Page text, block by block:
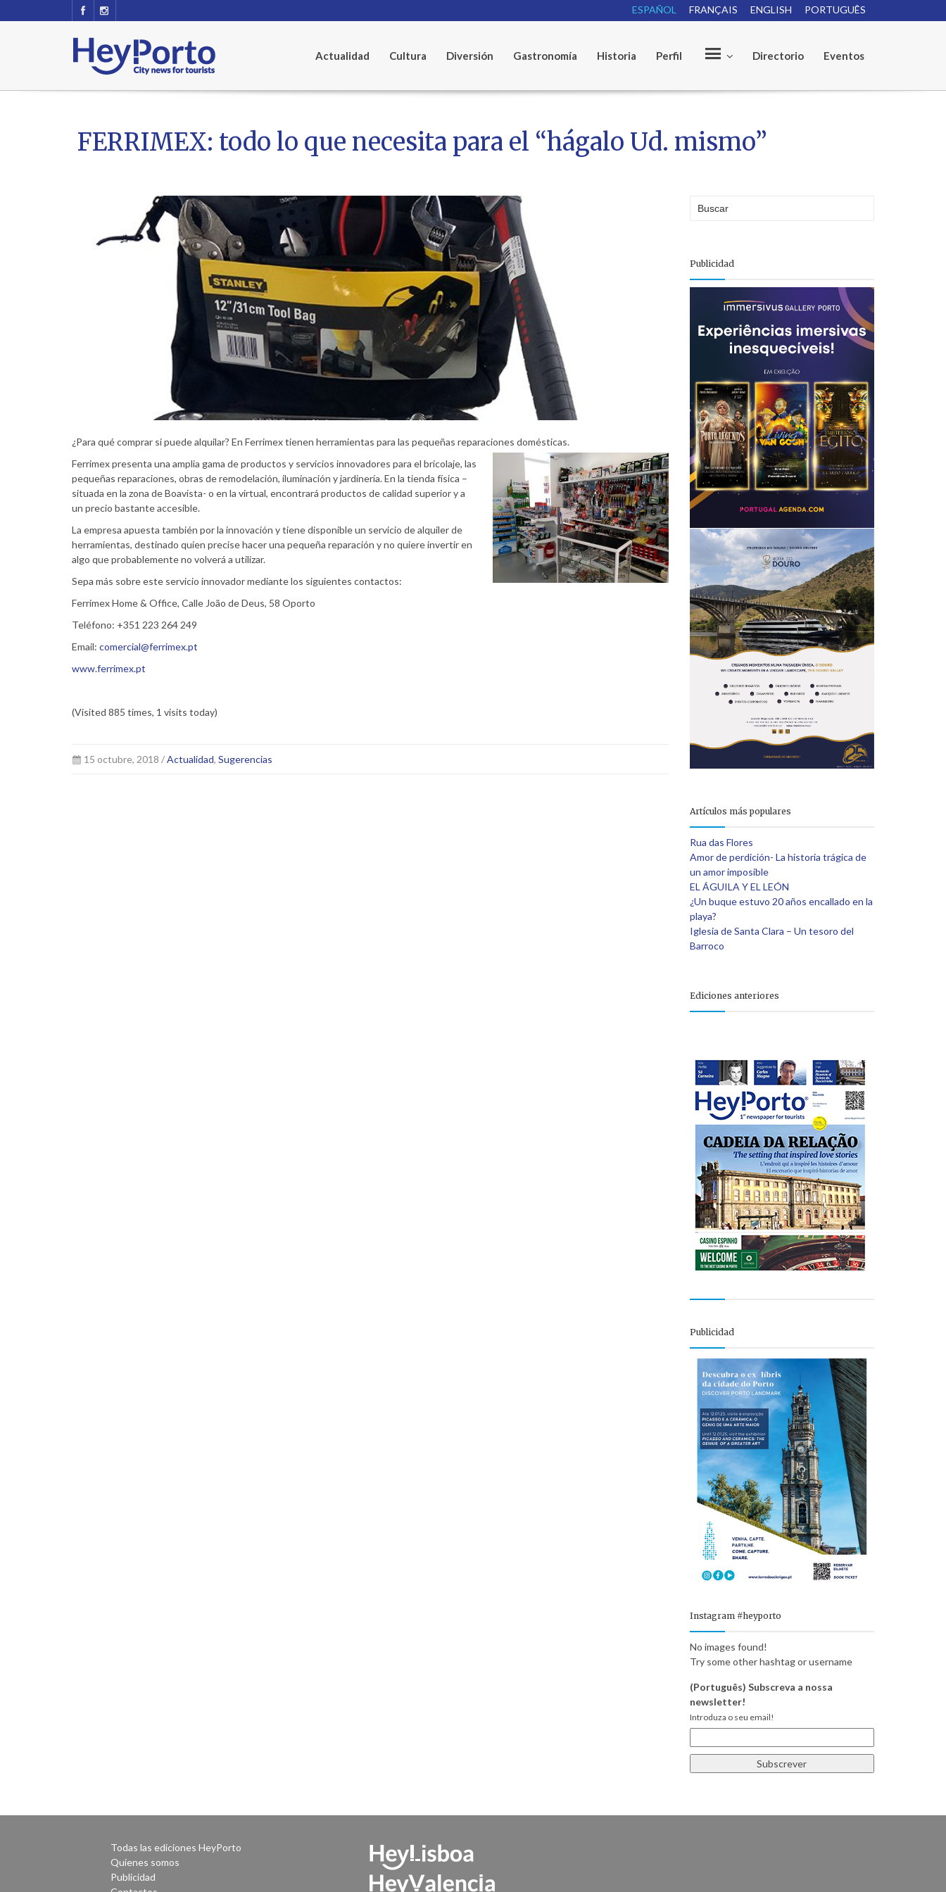
PORTUGUÊS
ENGLISH
FRANÇAIS
ESPAÑOL
Actualidad Cultura Diversión Gastronomía Historia Perfil
r
P
e
o
p
l
e
Directorio Eventos
FERRIMEX: todo lo que necesita para el “hágalo Ud. mismo”
¿Para qué comprar si puede alquilar? En Ferrimex tienen herramientas para las pequeñas reparaciones domésticas.
Ferrimex presenta una amplia gama de productos y servicios innovadores para el bricolaje, las
pequeñas reparaciones, obras de remodelación, iluminación y jardinería. En la tienda física –
situada en la zona de Boavista- o en la virtual, encontrará productos de calidad superior y a
un precio bastante accesible.
La empresa apuesta también por la innovación y tiene disponible un servicio de alquiler de
herramientas, destinado quien precise hacer una pequeña reparación y no quiere invertir en
algo que probablemente no volverá a utilizar.
Sepa más sobre este servicio innovador mediante los siguientes contactos:
Ferrimex Home & Office, Calle João de Deus, 58 Oporto
Teléfono: +351 223 264 249
Email: comercial@ferrimex.pt
www.ferrimex.pt
(Visited 885 times, 1 visits today)
15 octubre, 2018 /Actualidad, Sugerencias
Publicidad
Artículos más populares
Rua das Flores
Amor de perdición- La historia trágica de
un amor imposible
EL ÁGUILA Y EL LEÓN
¿Un buque estuvo 20 años encallado en la
playa?
Iglesia de Santa Clara – Un tesoro del
Barroco
Ediciones anteriores
Publicidad
Instagram #heyporto
No images found!
Try some other hashtag or username
(Português) Subscreva a nossa
newsletter!
Introduza o seu email!
Todas las ediciones HeyPorto
Quienes somos
Publicidad